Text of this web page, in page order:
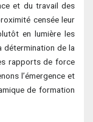
et du travail des
censée leur
en lumière les
de la
rapports de force
l’émergence et
de formation